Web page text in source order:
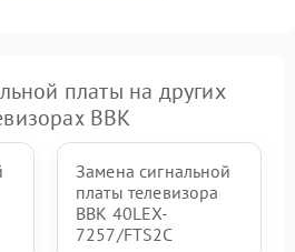
платы на других
BBK
Замена сигнальной
платы телевизора
BBK 40LEX-
7257/FTS2C